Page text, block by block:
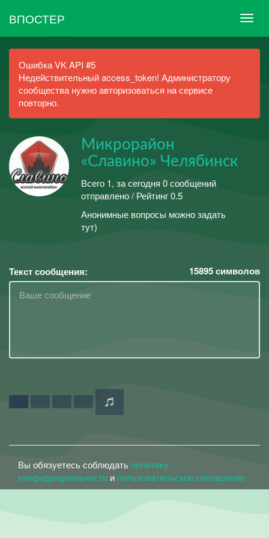
ВПОСТЕР
Ошибка VK API #5
Недействительный access_token! Администратору
сообщества нужно авторизоваться на сервисе
повторно.
Микрорайон
«Славино» Челябинск
Всего 1, за сегодня 0 сообщений
отправлено / Рейтинг 0.5
Анонимные вопросы можно задать
тут)
Текст сообщения: 15895символов
Вы обязуетесь соблюдать политику
конфиденциальности и пользовательское соглашение